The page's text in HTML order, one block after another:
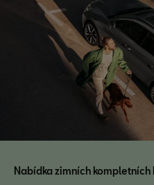
Nabídka zimních kompletních